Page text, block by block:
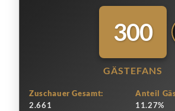
300
GÄSTEFANS
Zuschauer Gesamt:
2.661
Anteil
11.27%